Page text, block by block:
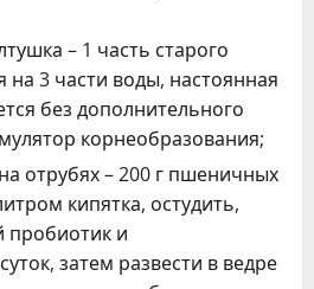
– 1 часть старого
на 3 части воды, настоянная
без дополнительного
корнеобразования;
отрубях – 200 г пшеничных
кипятка, остудить,
пробиотик и
затем развести в ведре